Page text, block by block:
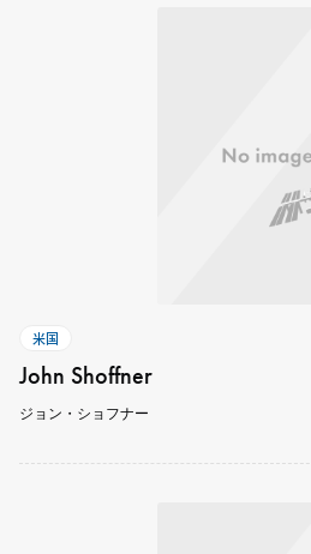
米国
John Shoffner
ジョン・ショフナー